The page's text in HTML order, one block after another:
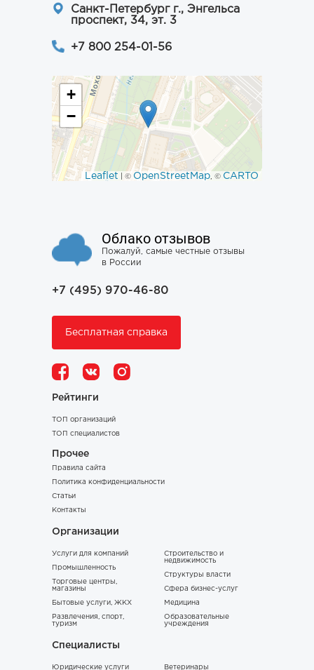
Санкт-Петербург г., Энгельса
проспект, 34, эт. 3
+7 800 254-01-56
+
−
Leaflet | © OpenStreetMap, © CARTO
Облако отзывов
Пожалуй, самые честные отзывы
в России
+7 (495) 970-46-80
Бесплатная справка
Рейтинги
ТОП организаций
ТОП специалистов
Прочее
Правила сайта
Политика конфиденциальности
Статьи
Контакты
Организации
Услуги для компаний
Промышленность
Торговые центры,
магазины
Бытовые услуги, ЖКХ
Развлечения, спорт,
туризм
Строительство и
недвижимость
Структуры власти
Сфера бизнес-услуг
Медицина
Образовательные
учреждения
Специалисты
Юридические услуги Ветеринары